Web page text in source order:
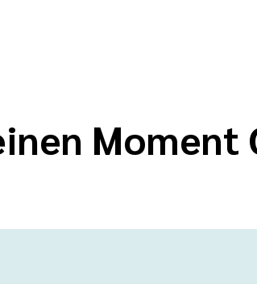
Moment